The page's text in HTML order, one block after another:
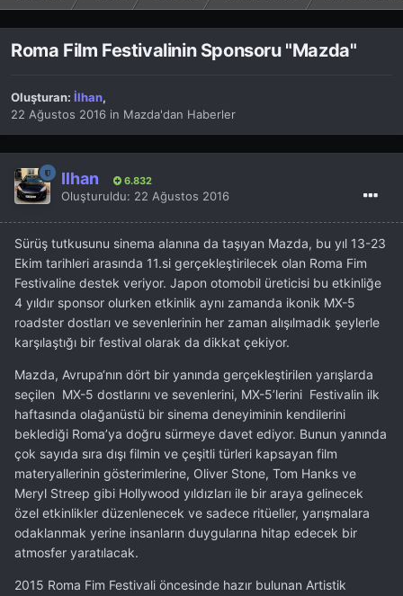
Roma Film Festivalinin Sponsoru "Mazda"
Oluşturan: İlhan,
22 Ağustos 2016 in Mazda'dan Haberler
İlhan 6.832
Oluşturuldu: 22 Ağustos 2016
Sürüş tutkusunu sinema alanına da taşıyan Mazda, bu yıl 13-23
Ekim tarihleri arasında 11.si gerçekleştirilecek olan Roma Fim
Festivaline destek veriyor. Japon otomobil üreticisi bu etkinliğe
4 yıldır sponsor olurken etkinlik aynı zamanda ikonik MX-5
roadster dostları ve sevenlerinin her zaman alışılmadık şeylerle
karşılaştığı bir festival olarak da dikkat çekiyor.
Mazda, Avrupa‘nın dört bir yanında gerçekleştirilen yarışlarda
seçilen MX-5 dostlarını ve sevenlerini, MX-5’lerini Festivalin ilk
haftasında olağanüstü bir sinema deneyiminin kendilerini
beklediği Roma’ya doğru sürmeye davet ediyor. Bunun yanında
çok sayıda sıra dışı filmin ve çeşitli türleri kapsayan film
materyallerinin gösterimlerine, Oliver Stone, Tom Hanks ve
Meryl Streep gibi Hollywood yıldızları ile bir araya gelinecek
özel etkinlikler düzenlenecek ve sadece ritüeller, yarışmalara
odaklanmak yerine insanların duygularına hitap edecek bir
atmosfer yaratılacak.
2015 Roma Fim Festivali öncesinde hazır bulunan Artistik